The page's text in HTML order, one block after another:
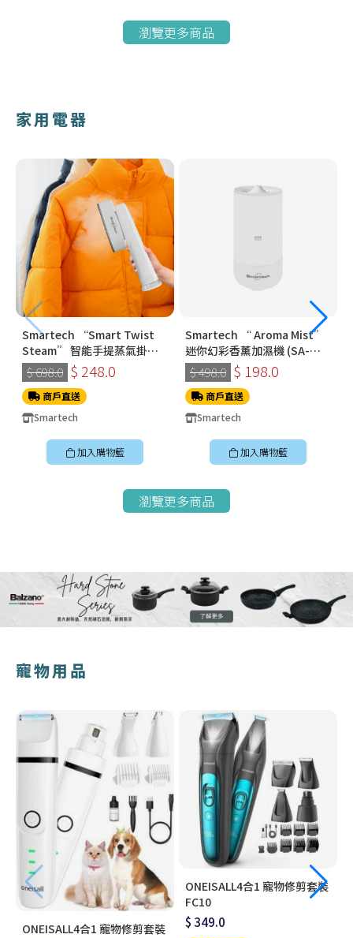
瀏覽更多商品
家用電器
Smartech “Smart Twist
Steam” 智能手提蒸氣掛燙
機 (SS-8108)
$ 698.0 $ 248.0
商戶直送
Smartech
加入購物籃
Smartech “ Aroma Mist”
迷你幻彩香薰加濕機 (SA-
8009)
$ 498.0 $ 198.0
商戶直送
Smartech
加入購物籃
瀏覽更多商品
寵物用品
ONEISALL4合1 寵物修剪套裝
ONEISALL4合1 寵物修剪套裝
FC10
$ 349.0